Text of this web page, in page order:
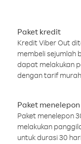
Paket kredit
Kredit Viber Out
membeli sejumlah
dapat melakukan
dengan tarif
Paket
Paket menelepon
melakukan
untuk durasi 30